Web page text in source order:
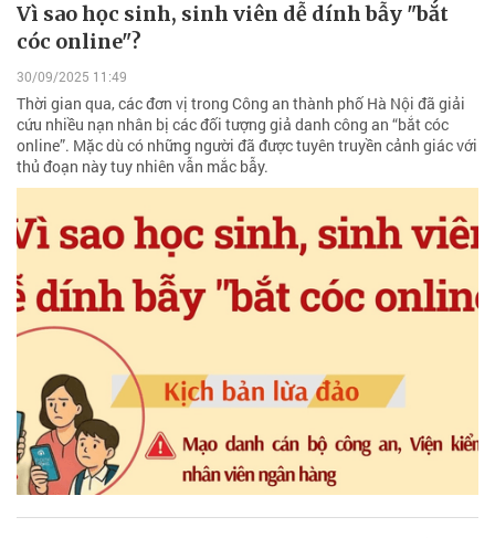
Vì sao học sinh, sinh viên dễ dính bẫy "bắt
cóc online"?
30/09/2025 11:49
Thời gian qua, các đơn vị trong Công an thành phố Hà Nội đã giải
cứu nhiều nạn nhân bị các đối tượng giả danh công an “bắt cóc
online”. Mặc dù có những người đã được tuyên truyền cảnh giác với
thủ đoạn này tuy nhiên vẫn mắc bẫy.